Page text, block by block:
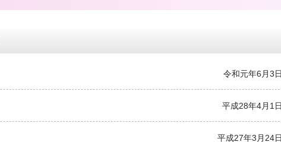
令和元年6月3日
平成28年4月1日
平成27年3月24日